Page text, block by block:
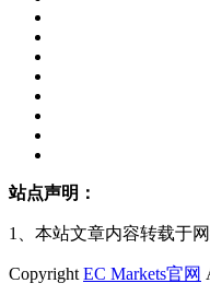
站点声明：
1、本站文章内容转载于
Copyright EC Markets官网